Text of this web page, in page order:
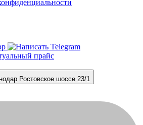
прайс
Ростовское шоссе 23/1